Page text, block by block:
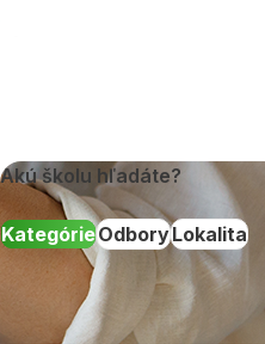
Akú školu hľadáte?
KategórieOdboryLokalita